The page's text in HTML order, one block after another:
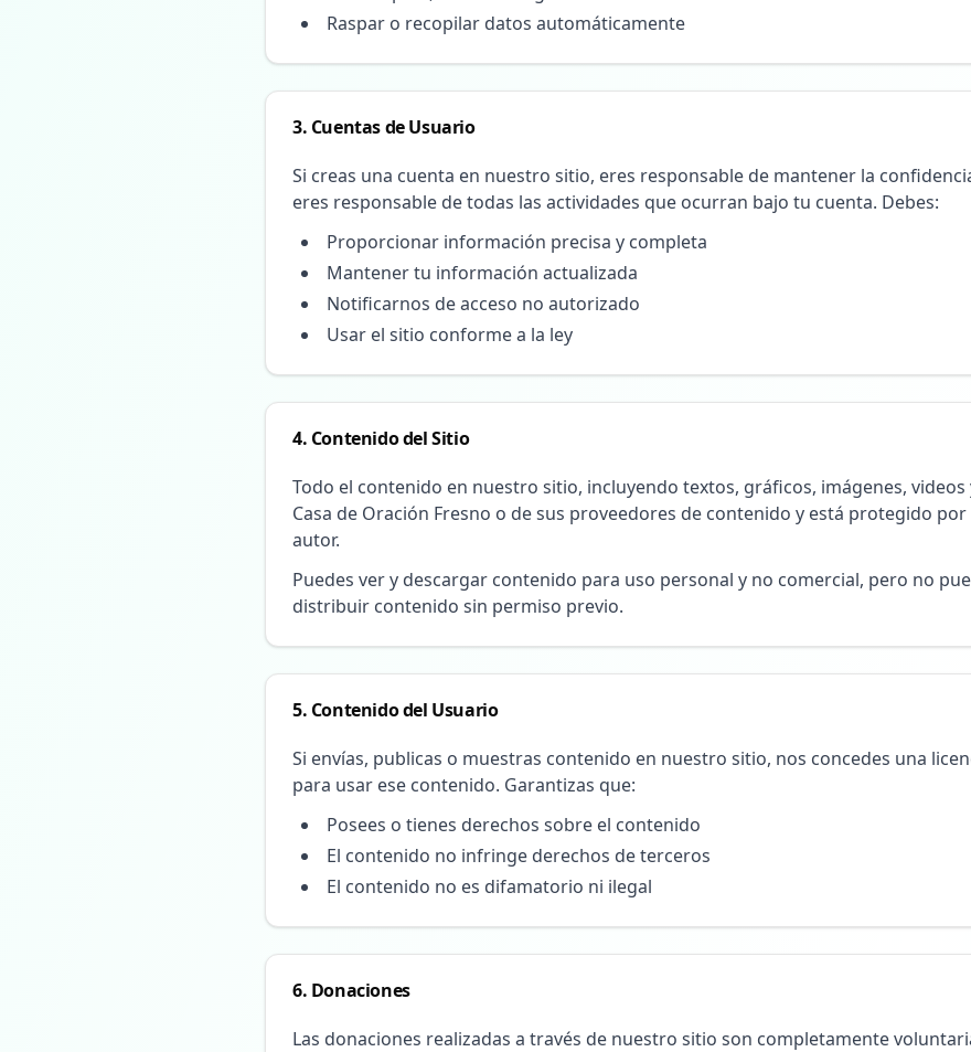
Raspar o recopilar datos automáticamente
3. Cuentas de Usuario
Si creas una cuenta en nuestro sitio, eres responsable de mantener la
eres responsable de todas las actividades que ocurran bajo tu cuenta. Debes:
Proporcionar información precisa y completa
Mantener tu información actualizada
Notificarnos de acceso no autorizado
Usar el sitio conforme a la ley
4. Contenido del Sitio
Todo el contenido en nuestro sitio, incluyendo textos, gráficos, imágenes,
Casa de Oración Fresno o de sus proveedores de contenido y está protegido
autor.
Puedes ver y descargar contenido para uso personal y no comercial, pero no
distribuir contenido sin permiso previo.
5. Contenido del Usuario
Si envías, publicas o muestras contenido en nuestro sitio, nos concedes una
para usar ese contenido. Garantizas que:
Posees o tienes derechos sobre el contenido
El contenido no infringe derechos de terceros
El contenido no es difamatorio ni ilegal
6. Donaciones
Las donaciones realizadas a través de nuestro sitio son completamente